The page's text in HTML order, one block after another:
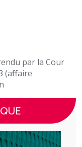
par la Cour
(affaire